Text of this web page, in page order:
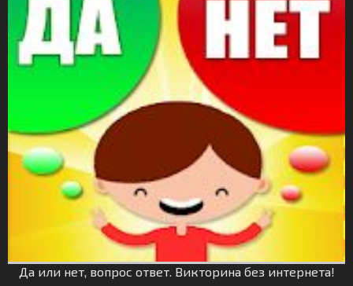
Да или нет, вопрос ответ. Викторина без интернета!